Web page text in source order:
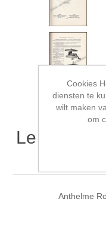
Le lait et
Anthelme
Cookies
diensten te
wilt maken
om